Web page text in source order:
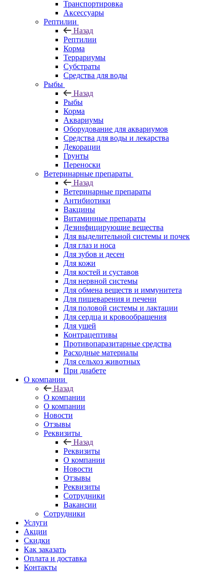
Транспортировка
Аксессуары
Рептилии
Назад
Рептилии
Корма
Террариумы
Субстраты
Средства для воды
Рыбы
Назад
Рыбы
Корма
Аквариумы
Оборудование для аквариумов
Средства для воды и лекарства
Декорации
Грунты
Переноски
Ветеринарные препараты
Назад
Ветеринарные препараты
Антибиотики
Вакцины
Витаминные препараты
Дезинфицирующие вещества
Для выделительной системы и почек
Для глаз и носа
Для зубов и десен
Для кожи
Для костей и суставов
Для нервной системы
Для обмена веществ и иммунитета
Для пищеварения и печени
Для половой системы и лактации
Для сердца и кровообращения
Для ушей
Контрацептивы
Противопаразитарные средства
Расходные материалы
Для сельхоз животных
При диабете
О компании
Назад
О компании
О компании
Новости
Отзывы
Реквизиты
Назад
Реквизиты
О компании
Новости
Отзывы
Реквизиты
Сотрудники
Вакансии
Сотрудники
Услуги
Акции
Скидки
Как заказать
Оплата и доставка
Контакты